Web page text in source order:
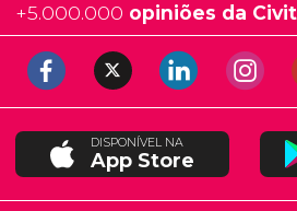
+5.000.000 opiniões da
DISPONÍVEL NA
App Store